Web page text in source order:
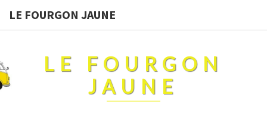
LE FOURGON JAUNE
LE FOURGON
JAUNE